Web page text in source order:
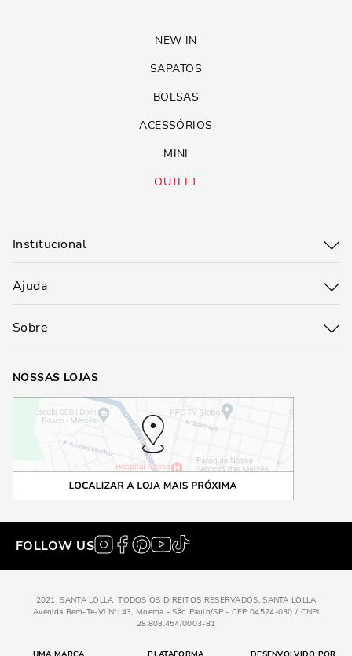
NEW IN
SAPATOS
BOLSAS
ACESSÓRIOS
MINI
OUTLET
Institucional
Ajuda
Sobre
NOSSAS LOJAS
FOLLOW US
2021, SANTA LOLLA, TODOS OS DIREITOS RESERVADOS, SANTA LOLLA
Avenida Bem-Te-Vi N°: 43, Moema - São Paulo/SP - CEP 04524-030 / CNPJ
28.803.454/0003-81